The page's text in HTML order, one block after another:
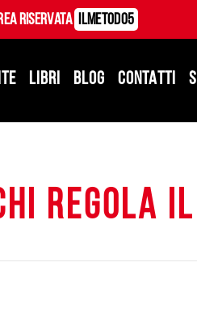
Riservata ILMetodo5
LIBRI BLOG CONTATTI
regola